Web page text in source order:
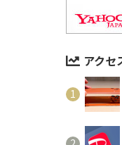
アクセ